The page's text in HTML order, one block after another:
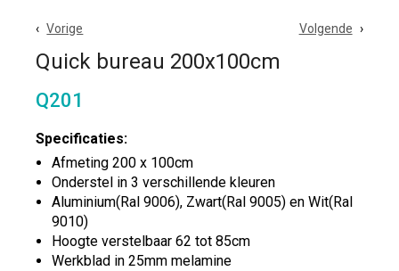
Vorige Volgende
Quick bureau 200x100cm
Q201
Specificaties:
Afmeting 200 x 100cm
Onderstel in 3 verschillende kleuren
Aluminium(Ral 9006), Zwart(Ral 9005) en Wit(Ral
9010)
Hoogte verstelbaar 62 tot 85cm
Werkblad in 25mm melamine